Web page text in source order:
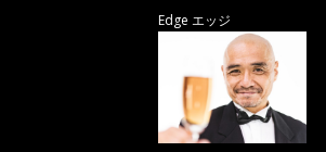
Edge エッジ